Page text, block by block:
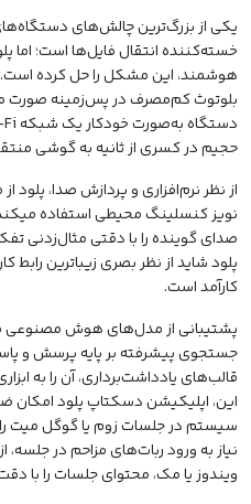
یکی از بزرگ‌ترین چالش‌های
خسته‌کننده انتقال فایل‌ها است؛ اما
هوشمند، این مشکل را حل کرده
بلوتوث کم‌مصرف در پس‌زمینه صورت
حجیم در کسری از ثانیه به گوشی
از نظر نرم‌افزاری و پردازش صدا،
نویز کنسلینگمحیطی استفاده میکند
صدای گوینده را با دقتی مثال‌زدنی
پلود شاید از نظر بصری زیباترین رابط
کارآمد است.
پشتیبانی از مدل‌های هوش مصنوعی
قالب‌های یادداشت‌برداری، آن را به
این، اپلیکیشن دسکتاپ پلود
سیستم در جلسات زوم یا گوگل میت
نیاز به ورود ربات‌های مزاحم در جلسه،
ویندوز یا مک، محتوای جلسات را با